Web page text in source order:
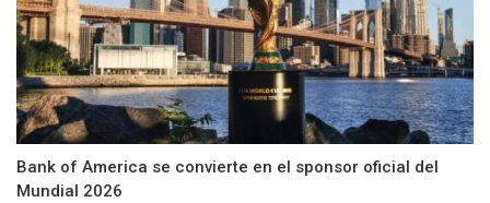
Bank of America se convierte en el sponsor oficial del
Mundial 2026